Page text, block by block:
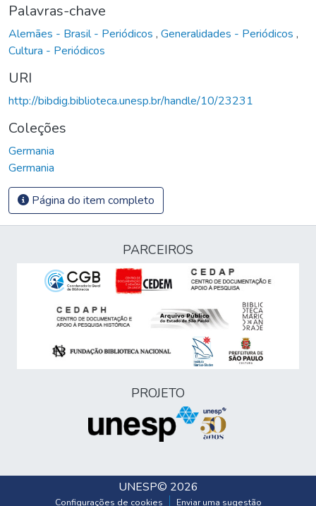
Palavras-chave
Alemães - Brasil - Periódicos , Generalidades - Periódicos ,
Cultura - Periódicos
URI
http://bibdig.biblioteca.unesp.br/handle/10/23231
Coleções
Germania
Germania
Página do item completo
PARCEIROS
PROJETO
UNESP© 2026
Configurações de cookies Enviar uma sugestão